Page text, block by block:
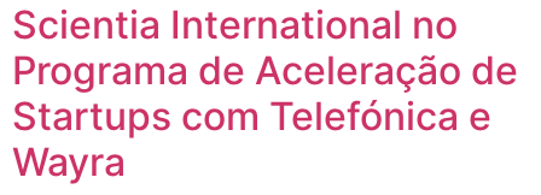
Scientia International no
Programa de Aceleração de
Startups com Telefónica e
Wayra